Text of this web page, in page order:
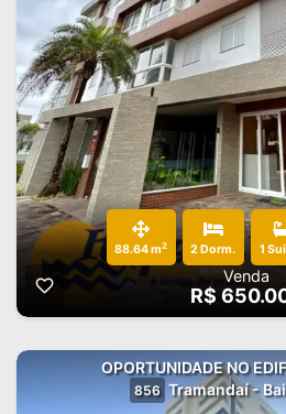
88.64 m2 2 Dorm. 1
Venda
R$
OPORTUNIDADE NO
856 Tramandaí -